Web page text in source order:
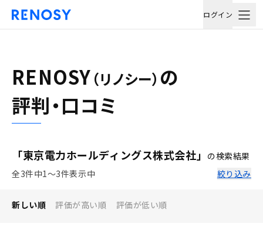
ログイン
RENOSY （リノシー） の
評判・口コミ
「東京電力ホールディングス株式会社」 の検索結果
全3件中1〜3件表示中
絞り込み
新しい順 評価が高い順 評価が低い順